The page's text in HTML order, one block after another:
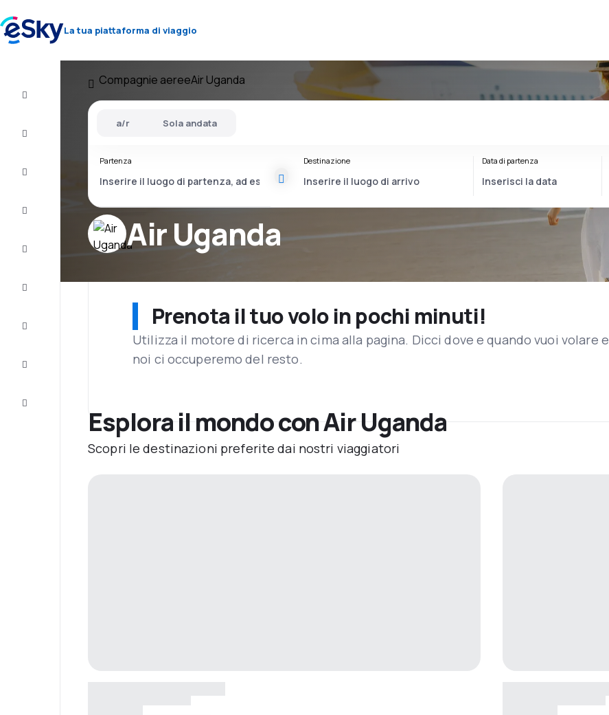
La tua piattaforma di viaggio
Compagnie aereeAir Uganda
Air Uganda
a/r Sola andata
Partenza Destinazione Data di partenza
Prenota il tuo volo in pochi minuti!
Utilizza il motore di ricerca in cima alla pagina. Dicci dove e quando vuoi volare e
noi ci occuperemo del resto.
Esplora il mondo con Air Uganda
Scopri le destinazioni preferite dai nostri viaggiatori